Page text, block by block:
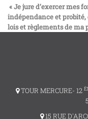
« Je jure d’exercer mes
indépendance et
lois et règlements de ma
TOUR MERCURE- 12
15 RUE